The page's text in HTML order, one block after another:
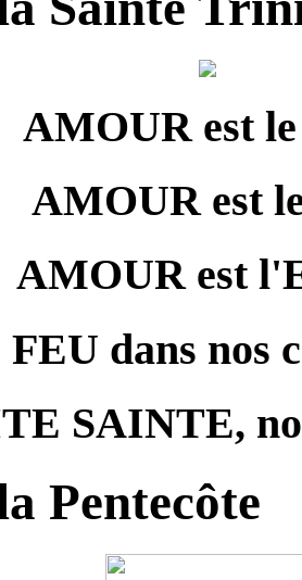
AMOUR est
AMOUR est
AMOUR est
FEU dans nos
SAINTE,
Pentecôte